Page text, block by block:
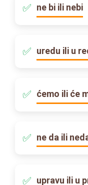
ne bi ili nebi
uredu ili u
ćemo ili će
ne da ili
upravu ili u